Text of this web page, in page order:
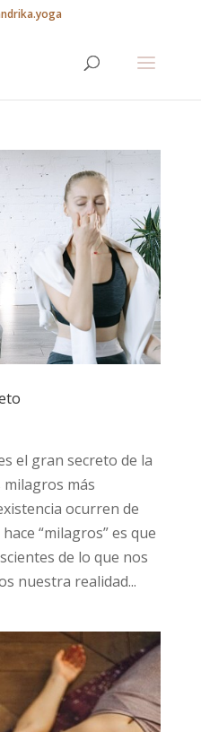
el gran secreto de la
milagros más
ocurren de
“milagros” es que
de lo que nos
nuestra realidad...